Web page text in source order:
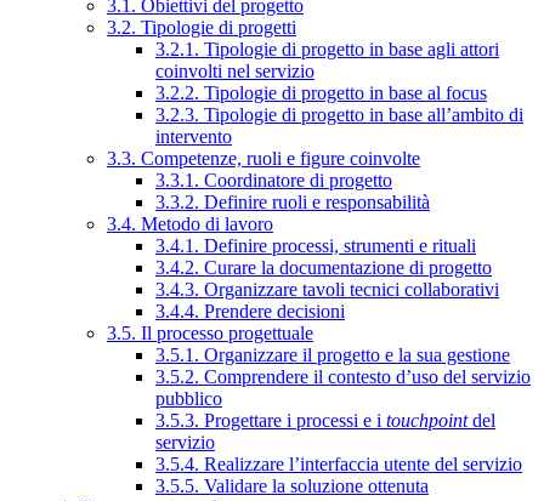
3.1. Obiettivi del progetto
3.2. Tipologie di progetti
3.2.1. Tipologie di progetto in base agli attori
coinvolti nel servizio
3.2.2. Tipologie di progetto in base al focus
3.2.3. Tipologie di progetto in base all’ambito di
intervento
3.3. Competenze, ruoli e figure coinvolte
3.3.1. Coordinatore di progetto
3.3.2. Definire ruoli e responsabilità
3.4. Metodo di lavoro
3.4.1. Definire processi, strumenti e rituali
3.4.2. Curare la documentazione di progetto
3.4.3. Organizzare tavoli tecnici collaborativi
3.4.4. Prendere decisioni
3.5. Il processo progettuale
3.5.1. Organizzare il progetto e la sua gestione
3.5.2. Comprendere il contesto d’uso del servizio
pubblico
3.5.3. Progettare i processi e i touchpointdel
servizio
3.5.4. Realizzare l’interfaccia utente del servizio
3.5.5. Validare la soluzione ottenuta